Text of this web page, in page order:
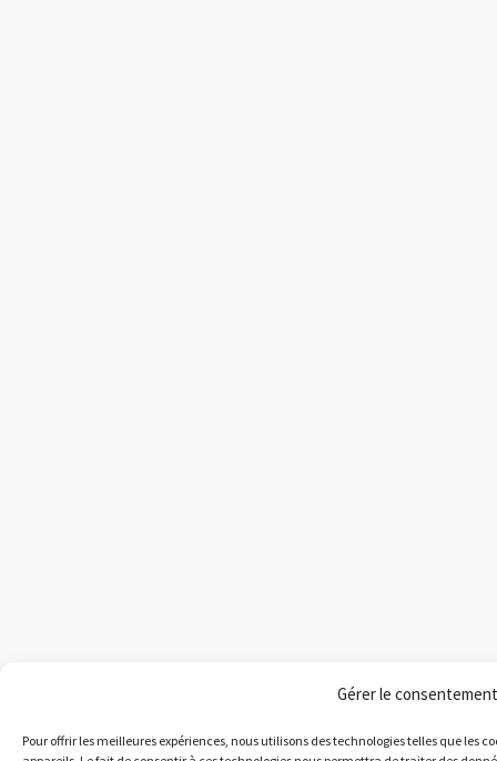
Gérer le consentement
Pour offrir les meilleures expériences, nous utilisons des technologies telles que les